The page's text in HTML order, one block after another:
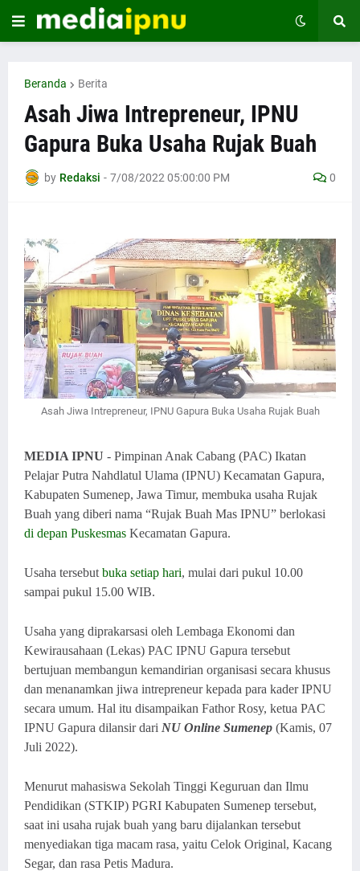
Beranda Berita
Asah Jiwa Intrepreneur, IPNU
Gapura Buka Usaha Rujak Buah
by Redaksi - 7/08/2022 05:00:00 PM 0
Asah Jiwa Intrepreneur, IPNU Gapura Buka Usaha Rujak Buah
MEDIA IPNU - Pimpinan Anak Cabang (PAC) Ikatan
Pelajar Putra Nahdlatul Ulama (IPNU) Kecamatan Gapura,
Kabupaten Sumenep, Jawa Timur, membuka usaha Rujak
Buah yang diberi nama “Rujak Buah Mas IPNU” berlokasi
di depan Puskesmas Kecamatan Gapura.
Usaha tersebut buka setiap hari, mulai dari pukul 10.00
sampai pukul 15.00 WIB.
Usaha yang diprakarsasi oleh Lembaga Ekonomi dan
Kewirausahaan (Lekas) PAC IPNU Gapura tersebut
bertujuan membangun kemandirian organisasi secara khusus
dan menanamkan jiwa intrepreneur kepada para kader IPNU
secara umum. Hal itu disampaikan Fathor Rosy, ketua PAC
IPNU Gapura dilansir dari NU Online Sumenep (Kamis, 07
Juli 2022).
Menurut mahasiswa Sekolah Tinggi Keguruan dan Ilmu
Pendidikan (STKIP) PGRI Kabupaten Sumenep tersebut,
saat ini usaha rujak buah yang baru dijalankan tersebut
menyediakan tiga macam rasa, yaitu Celok Original, Kacang
Segar, dan rasa Petis Madura.